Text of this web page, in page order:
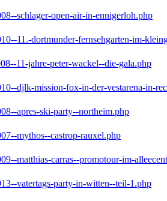
schlager-open-air-in-ennigerloh.php
11.-dortmunder-fernsehgarten-im-
11-jahre-peter-wackel--die-gala.php
djlk-mission-fox-in-der-vestarena-in-
apres-ski-party--northeim.php
mythos--castrop-rauxel.php
matthias-carras--promotour-im-
vatertags-party-in-witten--teil-1.php